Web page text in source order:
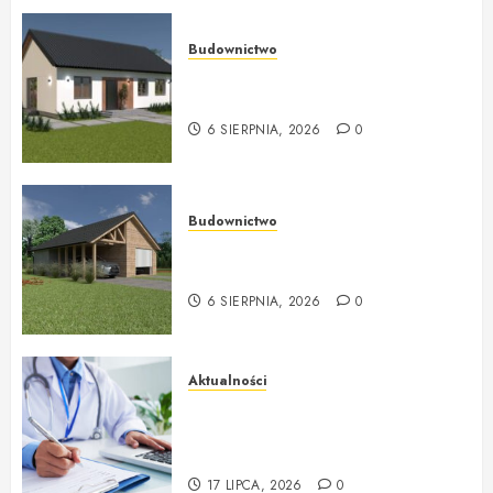
Budownictwo
6 SIERPNIA, 2026 0
Budownictwo
6 SIERPNIA, 2026 0
Aktualności
17 LIPCA, 2026 0